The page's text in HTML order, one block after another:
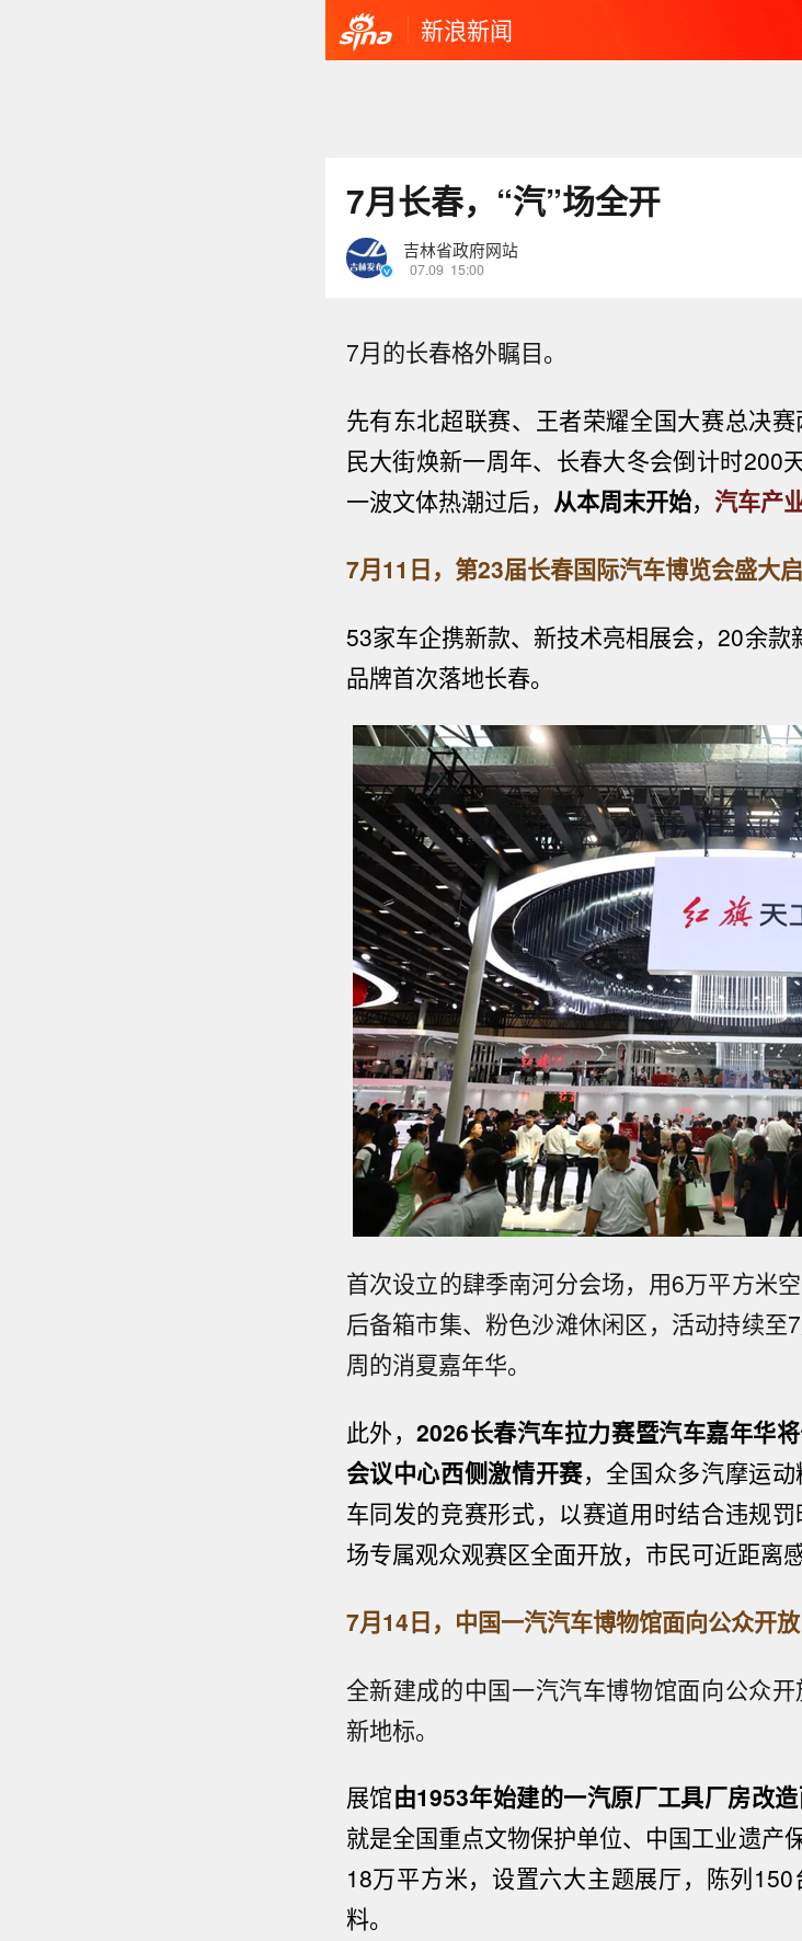
新浪新闻
7月长春，“汽”场全开
吉林省政府网站
07.09 15:00
7月的长春格外瞩目。
先有东北超联赛、王者荣耀全国大赛总决
民大街焕新一周年、长春大冬会倒计时200
一波文体热潮过后， 从本周末开始， 汽车产
7月11日，第23届长春国际汽车博览会盛大
53家车企携新款、新技术亮相展会，20余
品牌首次落地长春。
首次设立的肆季南河分会场，用6万平方米
后备箱市集、粉色沙滩休闲区，活动持续至
周的消夏嘉年华。
此外，2026长春汽车拉力赛暨汽车嘉年华
会议中心西侧激情开赛，全国众多汽摩运
车同发的竞赛形式，以赛道用时结合违规
场专属观众观赛区全面开放，市民可近距离
7月14日，中国一汽汽车博物馆面向公众开放
全新建成的中国一汽汽车博物馆面向公众
新地标。
展馆由1953年始建的一汽原厂工具厂房改
就是全国重点文物保护单位、中国工业遗产
18万平方米，设置六大主题展厅，陈列
料。